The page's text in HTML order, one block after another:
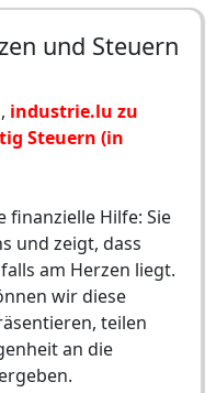
und Steuern
industrie.lu zu
Steuern (in
finanzielle Hilfe: Sie
und zeigt, dass
am Herzen liegt.
wir diese
teilen
an die